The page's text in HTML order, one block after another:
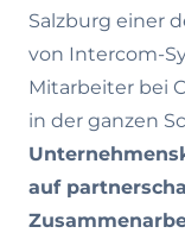
Salzburg einer
von Intercom-
Mitarbeiter bei
in der ganzen
auf